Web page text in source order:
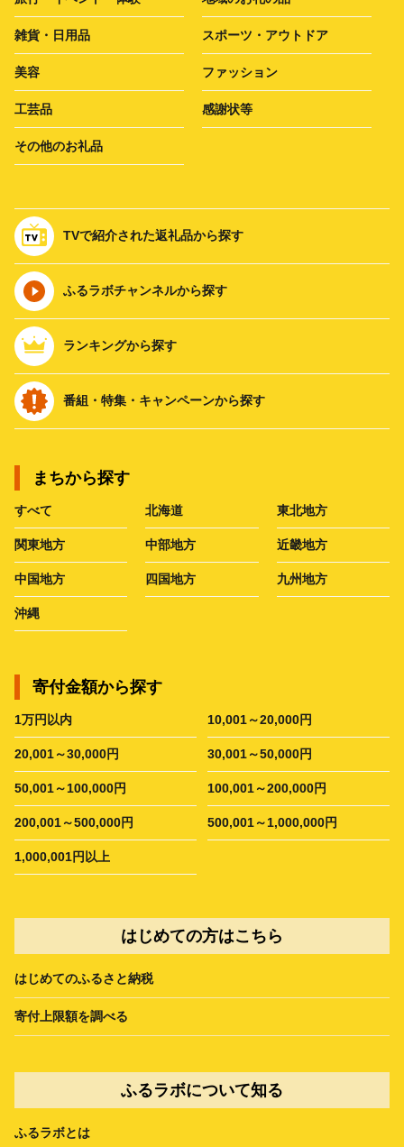
雑貨・日用品 スポーツ・アウトドア
美容 ファッション
工芸品 感謝状等
その他のお礼品
TVで紹介された返礼品から探す
ふるラボチャンネルから探す
ランキングから探す
番組・特集・キャンペーンから探す
まちから探す
すべて 北海道 東北地方
関東地方 中部地方 近畿地方
中国地方 四国地方 九州地方
沖縄
寄付金額から探す
1万円以内 10,001～20,000円
20,001～30,000円 30,001～50,000円
50,001～100,000円 100,001～200,000円
200,001～500,000円 500,001～1,000,000円
1,000,001円以上
はじめての方はこちら
はじめてのふるさと納税
寄付上限額を調べる
ふるラボについて知る
ふるラボとは